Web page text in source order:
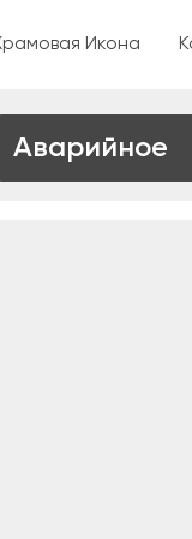
Икона
Аварийное